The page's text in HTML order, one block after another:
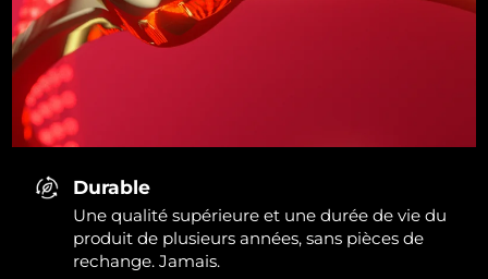
Durable
Une qualité supérieure et une durée de vie du
produit de plusieurs années, sans pièces de
rechange. Jamais.